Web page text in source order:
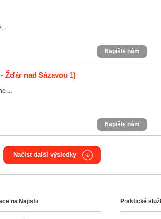
...
Napište nám
Žďár nad Sázavou 1)
...
Napište nám
Načíst další výsledky
na Najisto Praktické